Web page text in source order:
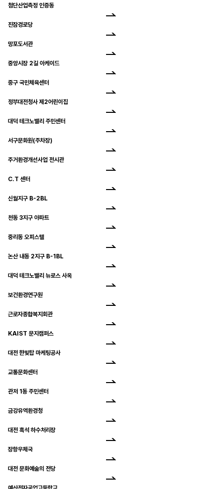
첨단산업측정 인증동
진잠경로당
망포도서관
중앙시장 2길 아케이드
중구 국민체육센터
정부대전청사 제2어린이집
대덕 테크노밸리 주민센터
서구문화원(주차장)
주거환경개선사업 전시관
C.T 센터
신월지구 B-2BL
천동 3지구 아파트
중리동 오피스텔
논산 내동 2지구 B-1BL
대덕 테크노밸리 뉴로스 사옥
보건환경연구원
근로자종합복지회관
KAIST 문지캠퍼스
대전 한빛탑 마케팅공사
교통문화센터
관저 1동 주민센터
금강유역환경청
대전 흑석 하수처리장
장항우체국
대전 문화예술의 전당